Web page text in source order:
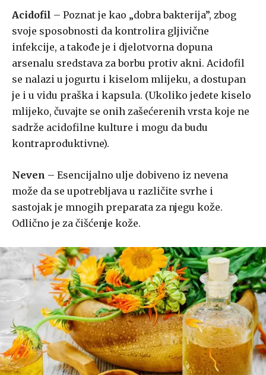
Acidofil – Poznat je kao „dobra bakterija”, zbog
svoje sposobnosti da kontrolira gljivične
infekcije, a takođe je i djelotvorna dopuna
arsenalu sredstava za borbu protiv akni. Acidofil
se nalazi u jogurtu i kiselom mlijeku, a dostupan
je i u vidu praška i kapsula. (Ukoliko jedete kiselo
mlijeko, čuvajte se onih zašećerenih vrsta koje ne
sadrže acidofilne kulture i mogu da budu
kontraproduktivne).
Neven – Esencijalno ulje dobiveno iz nevena
može da se upotrebljava u različite svrhe i
sastojak je mnogih preparata za njegu kože.
Odlično je za čišćenje kože.